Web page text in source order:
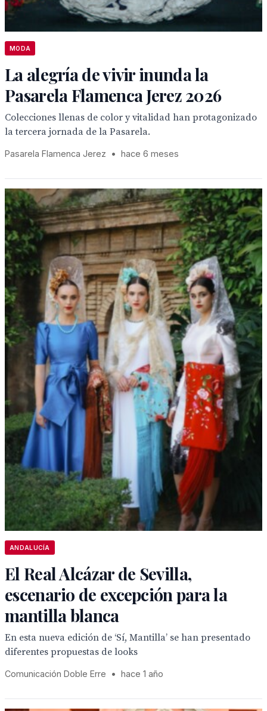
MODA
La alegría de vivir inunda la
Pasarela Flamenca Jerez 2026
Colecciones llenas de color y vitalidad han protagonizado
la tercera jornada de la Pasarela.
Pasarela Flamenca Jerez • hace 6 meses
ANDALUCÍA
El Real Alcázar de Sevilla,
escenario de excepción para la
mantilla blanca
En esta nueva edición de ‘Sí, Mantilla’ se han presentado
diferentes propuestas de looks
Comunicación Doble Erre • hace 1 año